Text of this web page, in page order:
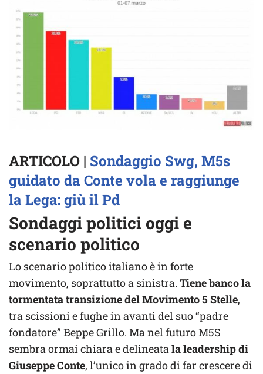
ARTICOLO | Sondaggio Swg, M5s
guidato da Conte vola e raggiunge
la Lega: giù il Pd
Sondaggi politici oggi e
scenario politico
Lo scenario politico italiano è in forte
movimento, soprattutto a sinistra. Tiene banco la
tormentata transizione del Movimento 5 Stelle,
tra scissioni e fughe in avanti del suo “padre
fondatore” Beppe Grillo. Ma nel futuro M5S
sembra ormai chiara e delineatala leadership di
Giuseppe Conte, l’unico in grado di far crescere di